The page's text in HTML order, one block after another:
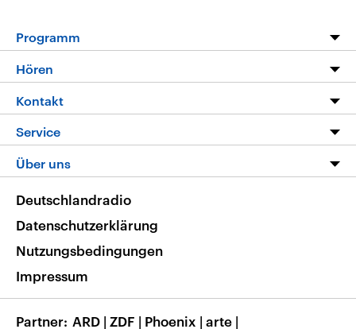
Programm
Die Nachrichten
Nachrichtenleicht
Neue Beiträge auf dlf.de
Hören
Livestream
Podcasts
Deutschlandfunk App
Nachrichten App
Frequenzen
Kontakt
Hörerservice
Service
FAQ
Veranstaltungen
Musikliste
RSS
Über uns
Barrierefreiheit
Deutschlandradio
Datenschutzerklärung
Nutzungsbedingungen
Impressum
Partner ARD | ZDF | Phoenix | arte |